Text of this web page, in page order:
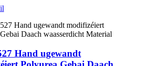
Hand ugewandt